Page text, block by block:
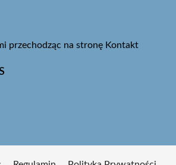
przechodząc na stronę Kontakt